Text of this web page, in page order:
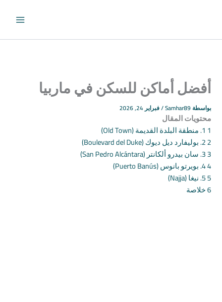
أفضل أماكن للسكن في ماربيا
بواسطةSamhar89
/فبراير 24, 2026
محتويات المقال
1. منطقة البلدة القديمة (Old Town)
2. بوليفارد ديل ديوك (Boulevard del Duke)
3. سان بيدرو ألكانتر (San Pedro Alcántara)
4. بويرتو بانوس (Puerto Banús)
5. نيغا (Najja)
خلاصة